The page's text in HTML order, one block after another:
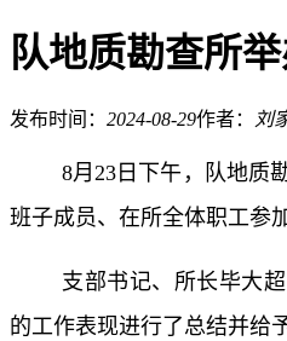
队地质勘查所
发布时间： 2024-08-29作者： 刘
8月23日下午，队地质
班子成员、在所全体职工参加
支部书记、所长毕大
的工作表现进行了总结并给